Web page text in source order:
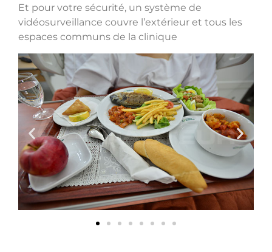
Et pour votre sécurité, un système de
vidéosurveillance couvre l’extérieur et tous les
espaces communs de la clinique